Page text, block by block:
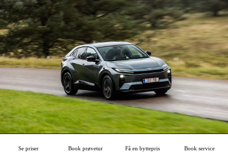
Se priser Book prøvetur Få en byttepris Book service